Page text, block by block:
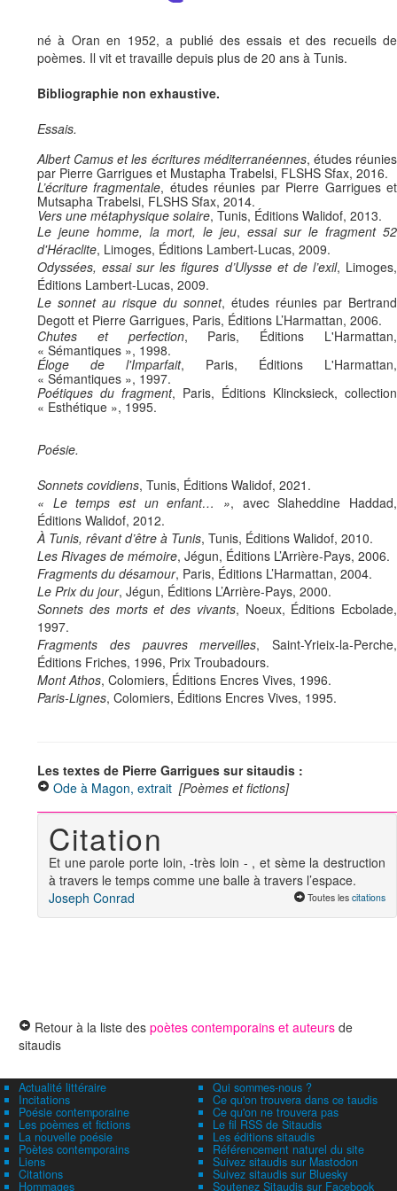
né à Oran en 1952, a publié des essais et des recueils de
poèmes. Il vit et travaille depuis plus de 20 ans à Tunis.
Bibliographie non exhaustive.
Essais.
Albert Camus et les écritures méditerranéennes, études réunies
par Pierre Garrigues et Mustapha Trabelsi, FLSHS Sfax, 2016.
L’écriture fragmentale, études réunies par Pierre Garrigues et
Mutsapha Trabelsi, FLSHS Sfax, 2014.
Vers une métaphysique solaire, Tunis, Éditions Walidof, 2013.
Le jeune homme, la mort, le jeu, essai sur le fragment 52
d'Héraclite, Limoges, Éditions Lambert-Lucas, 2009.
Odyssées, essai sur les figures d’Ulysse et de l’exil, Limoges,
Éditions Lambert-Lucas, 2009.
Le sonnet au risque du sonnet, études réunies par Bertrand
Degott et Pierre Garrigues, Paris, Éditions L’Harmattan, 2006.
Chutes et perfection, Paris, Éditions L'Harmattan,
« Sémantiques », 1998.
Éloge de l'Imparfait, Paris, Éditions L'Harmattan,
« Sémantiques », 1997.
Poétiques du fragment, Paris, Éditions Klincksieck, collection
« Esthétique », 1995.
Poésie.
Sonnets covidiens, Tunis, Éditions Walidof, 2021.
« Le temps est un enfant… », avec Slaheddine Haddad,
Éditions Walidof, 2012.
À Tunis, rêvant d’être à Tunis, Tunis, Éditions Walidof, 2010.
Les Rivages de mémoire, Jégun, Éditions L’Arrière-Pays, 2006.
Fragments du désamour, Paris, Éditions L’Harmattan, 2004.
Le Prix du jour, Jégun, Éditions L’Arrière-Pays, 2000.
Sonnets des morts et des vivants, Noeux, Éditions Ecbolade,
1997.
Fragments des pauvres merveilles, Saint-Yrieix-la-Perche,
Éditions Friches, 1996, Prix Troubadours.
Mont Athos, Colomiers, Éditions Encres Vives, 1996.
Paris-Lignes, Colomiers, Éditions Encres Vives, 1995.
Les textes de Pierre Garrigues sur sitaudis :
Ode à Magon, extrait [Poèmes et fictions]
Citation
Et une parole porte loin, -très loin - , et sème la destruction
à travers le temps comme une balle à travers l’espace.
Joseph Conrad
Toutes les citations
Retour à la liste des poètes contemporains et auteurs de
sitaudis
Actualité littéraire
Incitations
Poésie contemporaine
Les poèmes et fictions
La nouvelle poésie
Poètes contemporains
Liens
Citations
Hommages
Qui sommes-nous ?
Ce qu'on trouvera dans ce taudis
Ce qu'on ne trouvera pas
Le fil RSS de Sitaudis
Les éditions sitaudis
Référencement naturel du site
Suivez sitaudis sur Mastodon
Suivez sitaudis sur Bluesky
Soutenez Sitaudis sur Facebook